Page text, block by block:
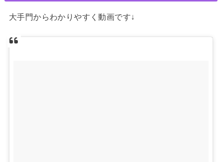
大手門からわかりやすく動画です↓